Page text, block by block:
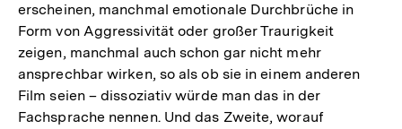
erscheinen, manchmal emotionale Durchbrüche in
Form von Aggressivität oder großer Traurigkeit
zeigen, manchmal auch schon gar nicht mehr
ansprechbar wirken, so als ob sie in einem anderen
Film seien – dissoziativ würde man das in der
Fachsprache nennen. Und das Zweite, worauf